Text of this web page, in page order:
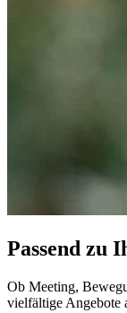
Passend zu
Ob Meeting,
vielfältige Angebote